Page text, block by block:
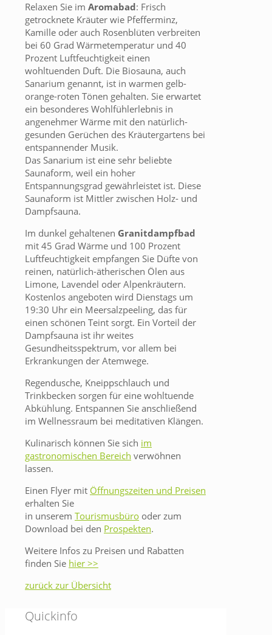
Relaxen Sie im Aromabad: Frisch
getrocknete Kräuter wie Pfefferminz,
Kamille oder auch Rosenblüten verbreiten
bei 60 Grad Wärmetemperatur und 40
Prozent Luftfeuchtigkeit einen
wohltuenden Duft. Die Biosauna, auch
Sanarium genannt, ist in warmen gelb-
orange-roten Tönen gehalten. Sie erwartet
ein besonderes Wohlfühlerlebnis in
angenehmer Wärme mit den natürlich-
gesunden Gerüchen des Kräutergartens bei
entspannender Musik.
Das Sanarium ist eine sehr beliebte
Saunaform, weil ein hoher
Entspannungsgrad gewährleistet ist. Diese
Saunaform ist Mittler zwischen Holz- und
Dampfsauna.
Im dunkel gehaltenen Granitdampfbad
mit 45 Grad Wärme und 100 Prozent
Luftfeuchtigkeit empfangen Sie Düfte von
reinen, natürlich-ätherischen Ölen aus
Limone, Lavendel oder Alpenkräutern.
Kostenlos angeboten wird Dienstags um
19:30 Uhr ein Meersalzpeeling, das für
einen schönen Teint sorgt. Ein Vorteil der
Dampfsauna ist ihr weites
Gesundheitsspektrum, vor allem bei
Erkrankungen der Atemwege.
Regendusche, Kneippschlauch und
Trinkbecken sorgen für eine wohltuende
Abkühlung. Entspannen Sie anschließend
im Wellnessraum bei meditativen Klängen.
Kulinarisch können Sie sich im
gastronomischen Bereich verwöhnen
lassen.
Einen Flyer mit Öffnungszeiten und Preisen
erhalten Sie
in unserem Tourismusbüro oder zum
Download bei den Prospekten.
Weitere Infos zu Preisen und Rabatten
finden Sie hier >>
zurück zur Übersicht
Quickinfo